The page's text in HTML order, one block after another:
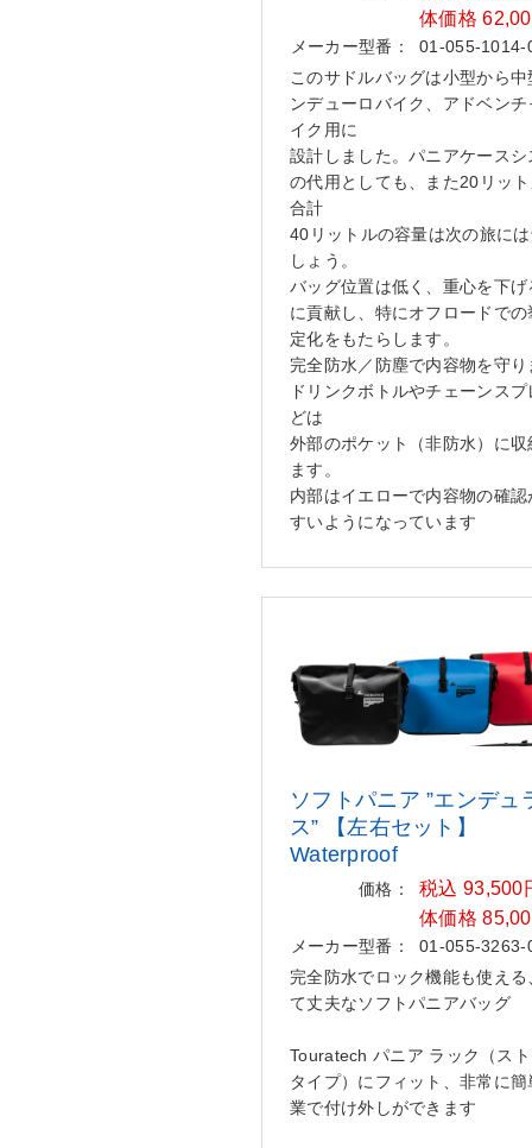
体価格
メーカー型番：
01-055-1014-
このサドルバッグは小型から中
ンデューロバイク、アドベンチ
イク用に
設計しました。パニアケースシ
の代用としても、また20リッ
合計
40リットルの容量は次の旅に
しょう。
バッグ位置は低く、重心を下げ
に貢献し、特にオフロードでの
定化をもたらします。
完全防水／防塵で内容物を守り
ドリンクボトルやチェーンス
どは
外部のポケット（非防水）に収
ます。
内部はイエローで内容物の確認
すいようになっています
ソフトパニア ”エンデュ
ス”
【左右セット】
Waterproof
価格：
税込 93,500
体価格
メーカー型番：
01-055-3263-
完全防水でロック機能も使える
て丈夫なソフトパニアバッグ
Touratech パニア ラック（ス
タイプ）にフィット、非常に簡
業で付け外しができます